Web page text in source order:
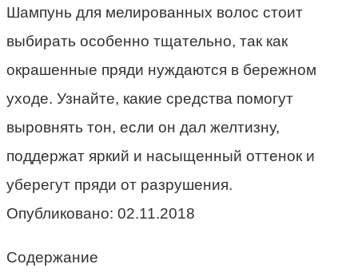
Шампунь для мелированных волос стоит
выбирать особенно тщательно, так как
окрашенные пряди нуждаются в бережном
уходе. Узнайте, какие средства помогут
выровнять тон, если он дал желтизну,
поддержат яркий и насыщенный оттенок и
уберегут пряди от разрушения.
Опубликовано: 02.11.2018
Содержание